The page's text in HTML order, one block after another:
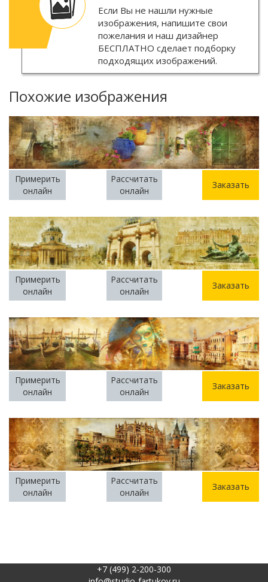
Если Вы не нашли нужные
изображения, напишите свои
пожелания и наш дизайнер
БЕСПЛАТНО сделает подборку
подходящих изображений.
Похожие изображения
Примерить
онлайн
Рассчитать
онлайн
Заказать
Примерить
онлайн
Рассчитать
онлайн
Заказать
Примерить
онлайн
Рассчитать
онлайн
Заказать
Примерить
онлайн
Рассчитать
онлайн
Заказать
+7 (499) 2-200-300